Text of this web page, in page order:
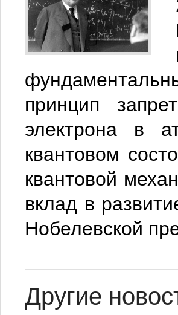
принцип
электрона в
квантовом
квантовой
вклад в
Нобелевской
Другие